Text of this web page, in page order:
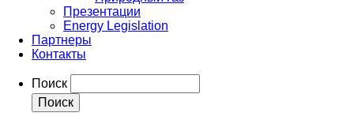
Презентации
Energy Legislation
Партнеры
Контакты
Поиск